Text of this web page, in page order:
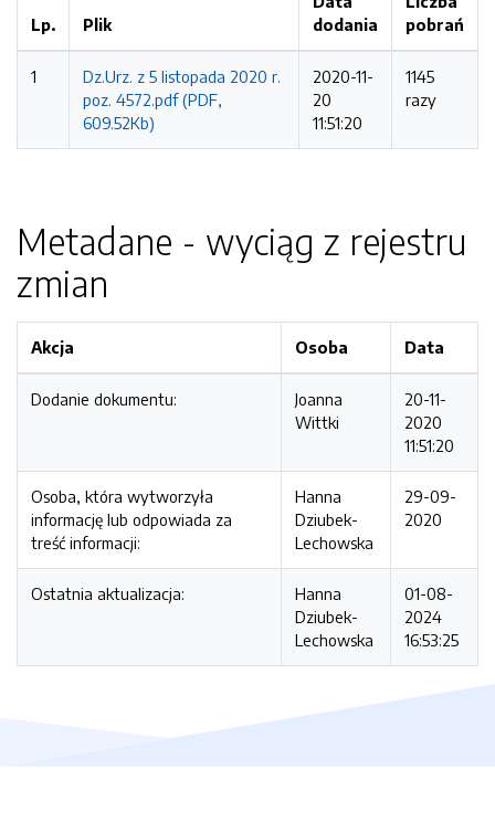
Lp. Plik
dodania
pobrań
1
Dz.Urz. z 5 listopada 2020 r.
poz. 4572.pdf (PDF,
609.52Kb)
2020-11-
20
11:51:20
1145
razy
Metadane - wyciąg z rejestru
zmian
Akcja Osoba Data
Dodanie dokumentu:
Joanna
Wittki
20-11-
2020
11:51:20
Osoba, która wytworzyła
informację lub odpowiada za
treść informacji:
Hanna
Dziubek-
Lechowska
29-09-
2020
Ostatnia aktualizacja:
Hanna
Dziubek-
Lechowska
01-08-
2024
16:53:25